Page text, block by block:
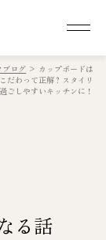
ブログ > カップボードは
だわって正解？スタイリ
ごしやすいキッチンに！
る話